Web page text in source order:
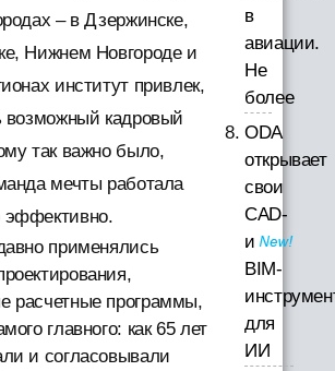
– в Дзержинске,
Нижнем Новгороде и
институт привлек,
возможный кадровый
так важно было,
мечты работала
эффективно.
применялись
расчетные программы,
главного: как 65 лет
и согласовывали
в
авиации.
Не
более
ODA
открывает
свои
CAD-
и
BIM-
для
ИИ